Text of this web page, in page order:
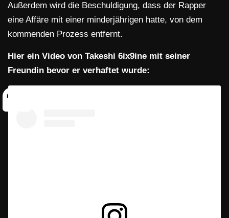
Außerdem wird die Beschuldigung, dass der Rapper
eine Affäre mit einer minderjährigen hatte, von dem
kommenden Prozess entfernt.
Hier ein Video von Takeshi 6ix9ine mit seiner
Freundin bevor er verhaftet wurde: